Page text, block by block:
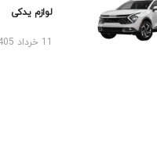
لوازم یدکی